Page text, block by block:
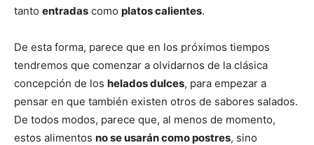
tanto entradas como platos calientes.
De esta forma, parece que en los próximos tiempos
tendremos que comenzar a olvidarnos de la clásica
concepción de los helados dulces, para empezar a
pensar en que también existen otros de sabores salados.
De todos modos, parece que, al menos de momento,
estos alimentos no se usarán como postres, sino